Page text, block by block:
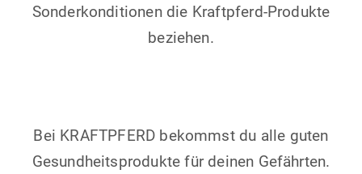
Sonderkonditionen die Kraftpferd-Produkte
beziehen.
Bei KRAFTPFERD bekommst du alle guten
Gesundheitsprodukte für deinen Gefährten.